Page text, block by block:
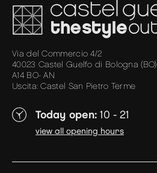
Via del Commercio 4/2
40023 Castel Guelfo di Bologna (BO)
A14 BO- AN
Uscita: Castel San Pietro Terme
Today open: 10 - 21
view all opening hours